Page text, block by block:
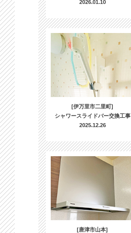
2026.01.10
[伊万里市二里町]
シャワースライドバー交換工事
2025.12.26
[唐津市山本]